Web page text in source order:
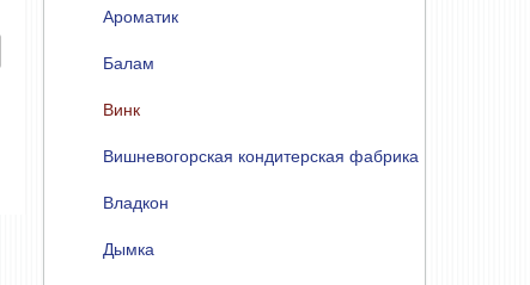
Ароматик
Балам
Винк
Вишневогорская кондитерская фабрика
Владкон
Дымка